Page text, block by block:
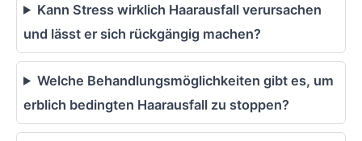
Kann Stress wirklich Haarausfall verursachen
und lässt er sich rückgängig machen?
Welche Behandlungsmöglichkeiten gibt es, um
erblich bedingten Haarausfall zu stoppen?